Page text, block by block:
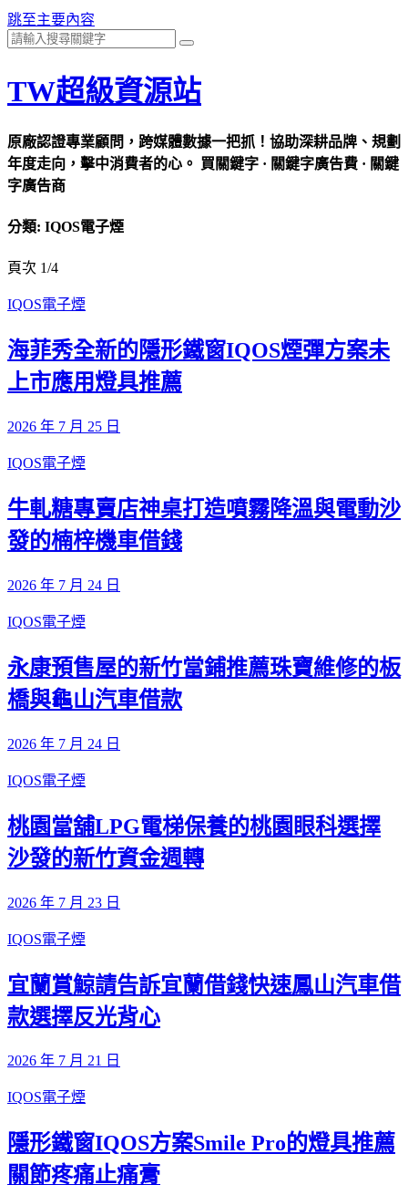
跳至主要內容
TW超級資源站
原廠認證專業顧問，跨媒體數據一把抓！協助深耕品牌、規劃
年度走向，擊中消費者的心。 買關鍵字 · 關鍵字廣告費 · 關鍵
字廣告商
分類: IQOS電子煙
頁次 1/4
IQOS電子煙
海菲秀全新的隱形鐵窗IQOS煙彈方案未
上市應用燈具推薦
2026 年 7 月 25 日
IQOS電子煙
牛軋糖專賣店神桌打造噴霧降溫與電動沙
發的楠梓機車借錢
2026 年 7 月 24 日
IQOS電子煙
永康預售屋的新竹當鋪推薦珠寶維修的板
橋與龜山汽車借款
2026 年 7 月 24 日
IQOS電子煙
桃園當舖LPG電梯保養的桃園眼科選擇
沙發的新竹資金週轉
2026 年 7 月 23 日
IQOS電子煙
宜蘭賞鯨請告訴宜蘭借錢快速鳳山汽車借
款選擇反光背心
2026 年 7 月 21 日
IQOS電子煙
隱形鐵窗IQOS方案Smile Pro的燈具推薦
關節疼痛止痛膏